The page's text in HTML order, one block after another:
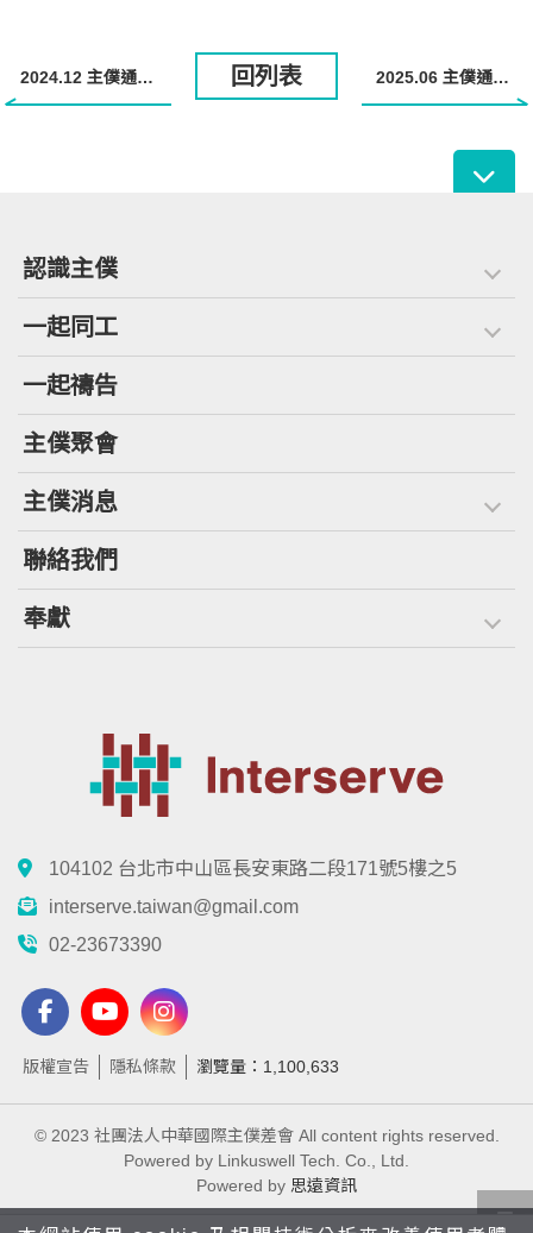
2024.12 主僕通訊出刊了！ 回列表 2025.06 主僕通訊出刊了！
認識主僕
一起同工
一起禱告
主僕聚會
主僕消息
聯絡我們
奉獻
104102 台北市中山區長安東路二段171號5樓之5
interserve.taiwan@gmail.com
02-23673390
版權宣告 隱私條款 瀏覽量：1,100,633
© 2023 社團法人中華國際主僕差會 All content rights reserved.
Powered by Linkuswell Tech. Co., Ltd.
Powered by 思遠資訊